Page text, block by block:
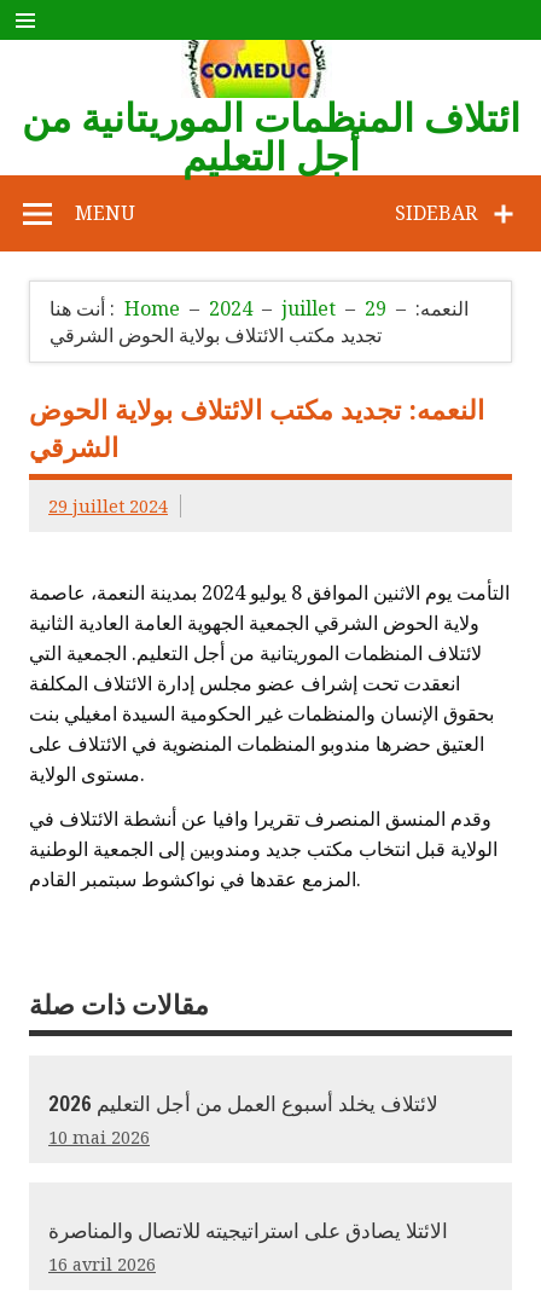
Skip
to
content
ائتلاف المنظمات الموريتانية من
أجل التعليم
SIDEBAR
MENU
أنت هنا : Home 2024 juillet 29
النعمه:
تجديد مكتب الائتلاف بولاية الحوض الشرقي
النعمه: تجديد مكتب الائتلاف بولاية الحوض
الشرقي
29 juillet 2024
التأمت يوم الاثنين الموافق 8 يوليو 2024 بمدينة النعمة، عاصمة
ولاية الحوض الشرقي الجمعية الجهوية العامة العادية الثانية
لائتلاف المنظمات الموريتانية من أجل التعليم. الجمعية التي
انعقدت تحت إشراف عضو مجلس إدارة الائتلاف المكلفة
بحقوق الإنسان والمنظمات غير الحكومية السيدة امغيلي بنت
العتيق حضرها مندوبو المنظمات المنضوية في الائتلاف على
مستوى الولاية.
وقدم المنسق المنصرف تقريرا وافيا عن أنشطة الائتلاف في
الولاية قبل انتخاب مكتب جديد ومندوبين إلى الجمعية الوطنية
المزمع عقدها في نواكشوط سبتمبر القادم.
مقالات ذات صلة
لائتلاف يخلد أسبوع العمل من أجل التعليم 2026
10 mai 2026
الائتلا يصادق على استراتيجيته للاتصال والمناصرة
16 avril 2026